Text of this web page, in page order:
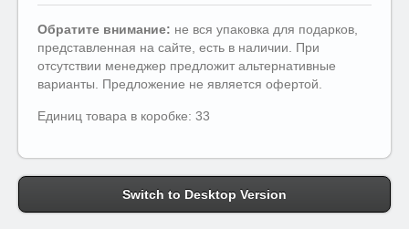
Обратите внимание: не вся упаковка для подарков,
представленная на сайте, есть в наличии. При
отсутствии менеджер предложит альтернативные
варианты. Предложение не является офертой.
Единиц товара в коробке: 33
Switch to Desktop Version